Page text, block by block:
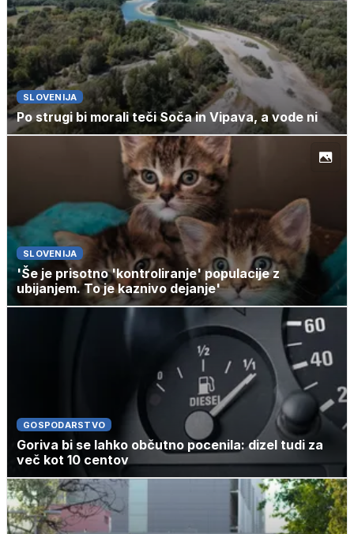
SLOVENIJA
Po strugi bi morali teči Soča in Vipava, a vode ni
SLOVENIJA
'Še je prisotno 'kontroliranje' populacije z
ubijanjem. To je kaznivo dejanje'
GOSPODARSTVO
Goriva bi se lahko občutno pocenila: dizel tudi za
več kot 10 centov